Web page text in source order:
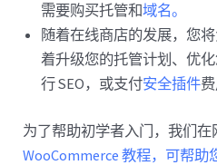
需要购买托管和域名。
随着在线商店的发展，您
着升级您的托管计划、优
行 SEO，或支付安全插件费
为了帮助初学者入门，我们
WooCommerce 教程，可帮助